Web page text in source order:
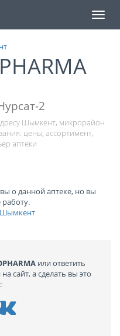
Меню
2
Шымкент, микрорайон
цены, ассортимент,
аптеки
о данной аптеке, но вы
Шымкент
или ответить
сайт, а сделать вы это